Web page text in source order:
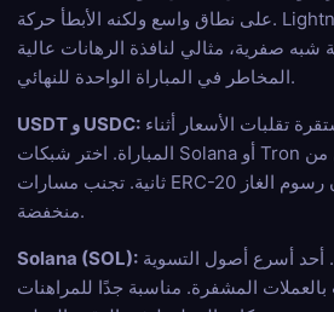
على نطاق واسع ولكنه الأبطأ حركة. Lightning هو الإصدار عالي
شبه صفرية، مثالي لنافذة الرهانات عالية
المخاطر في المباراة الواحدة للنهائي.
USDT و USDC:
المباراة. اختر شبكات Solana أو Tron لتحقيق الاستقرار في أقل من
ثانية. تجنب مسارات ERC-20 ما لم يتم تأكيد أن رسوم الغاز
منخفضة.
Solana (SOL):
المشفرة. مناسبة جدًا للمراهنات